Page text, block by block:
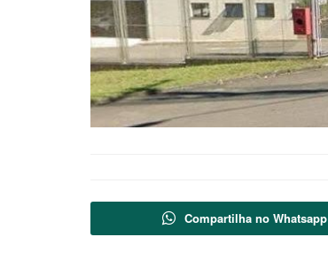
Compartilha no Whatsapp